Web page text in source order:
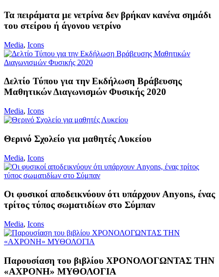
Τα πειράματα με νετρίνα δεν βρήκαν κανένα σημάδι
του στείρου ή άγονου νετρίνο
Media, Icons
Δελτίο Τύπου για την Εκδήλωση Βράβευσης
Μαθητικών Διαγωνισμών Φυσικής 2020
Media, Icons
Θερινό Σχολείο για μαθητές Λυκείου
Media, Icons
Οι φυσικοί αποδεικνύουν ότι υπάρχουν Anyons, ένας
τρίτος τύπος σωματιδίων στο Σύμπαν
Media, Icons
Παρουσίαση του βιβλίου ΧΡΟΝΟΛΟΓΩΝΤΑΣ ΤΗΝ
«ΑΧΡΟΝΗ» ΜΥΘΟΛΟΓΙΑ